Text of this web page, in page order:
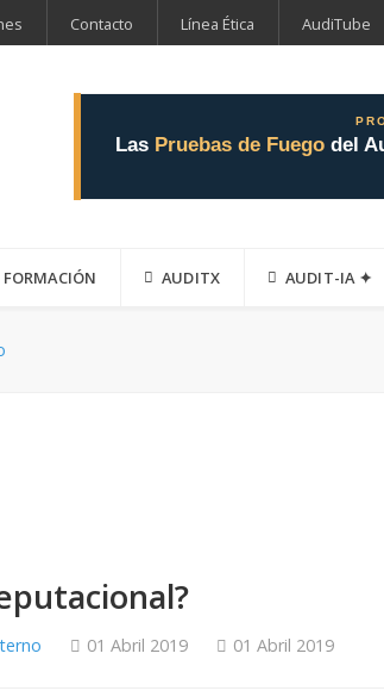
Contacto Línea Ética AudiTube
Las Pruebas de Fuego del
FORMACIÓN AUDITX AUDIT-IA ✦
01 Abril 2019 01 Abril 2019